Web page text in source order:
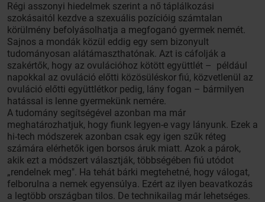
Régi asszonyi hiedelmek szerint a nő táplálkozási
szokásaitól kezdve a szexuális pozícióig számtalan
körülmény befolyásolhatja a megfoganó gyermek nemét.
Sajnos a mondák közül eddig egy sem bizonyult
tudományosan alátámaszthatónak. Azt is cáfolják a
szakértők, hogy az ovulációhoz kötött együttlét – például
napokkal az ovuláció előtti közösüléskor fiú, közvetlenül az
ovuláció előtti együttlétkor pedig, lány fogan – bármilyen
hatással is lenne gyermekünk nemére.
A tudomány segítségével azonban ma már
meghatározhatjuk, hogy fiunk legyen-e vagy lányunk. Ezek a
hi-tech módszerek azonban csak egy igen szűk réteg
számára elérhetők igen borsos áruk miatt. Azok a párok,
akik ezt a módszert választják, többségében fiú utódot
„rendelnek meg". Ha tehát bárki megtehetné, hogy válogat,
felborulna a nemek egyensúlya. Ezért az ilyen beavatkozás
a legtöbb országban tilos. De technikailag már lehetséges.